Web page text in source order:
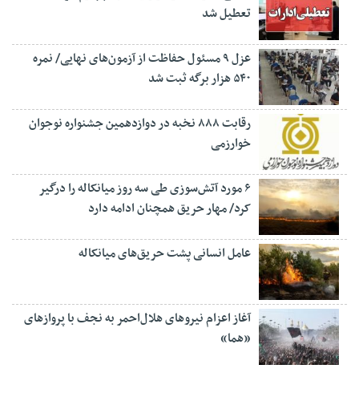
تعطیل شد
عزل ۹ مسئول حفاظت از آزمون‌های نهایی/ نمره
۵۴۰ هزار برگه ثبت شد
رقابت ۸۸۸ نخبه در دوازدهمین جشنواره نوجوان
خوارزمی
۶ مورد آتش‌سوزی طی سه روز میانکاله را درگیر
کرد/ مهار حریق همچنان ادامه دارد
عامل انسانی پشت حریق‌های میانکاله
آغاز اعزام نیروهای هلال‌احمر به نجف با پروازهای
«هما»